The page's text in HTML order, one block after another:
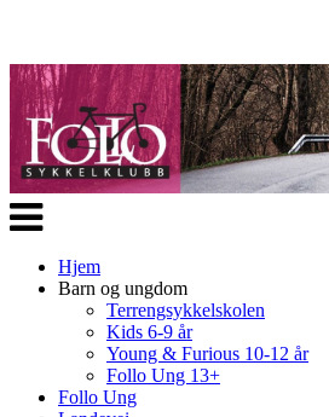
Veksle
navigasjon
Hjem
Barn og ungdom
Terrengsykkelskolen
Kids 6-9 år
Young & Furious 10-12 år
Follo Ung 13+
Follo Ung